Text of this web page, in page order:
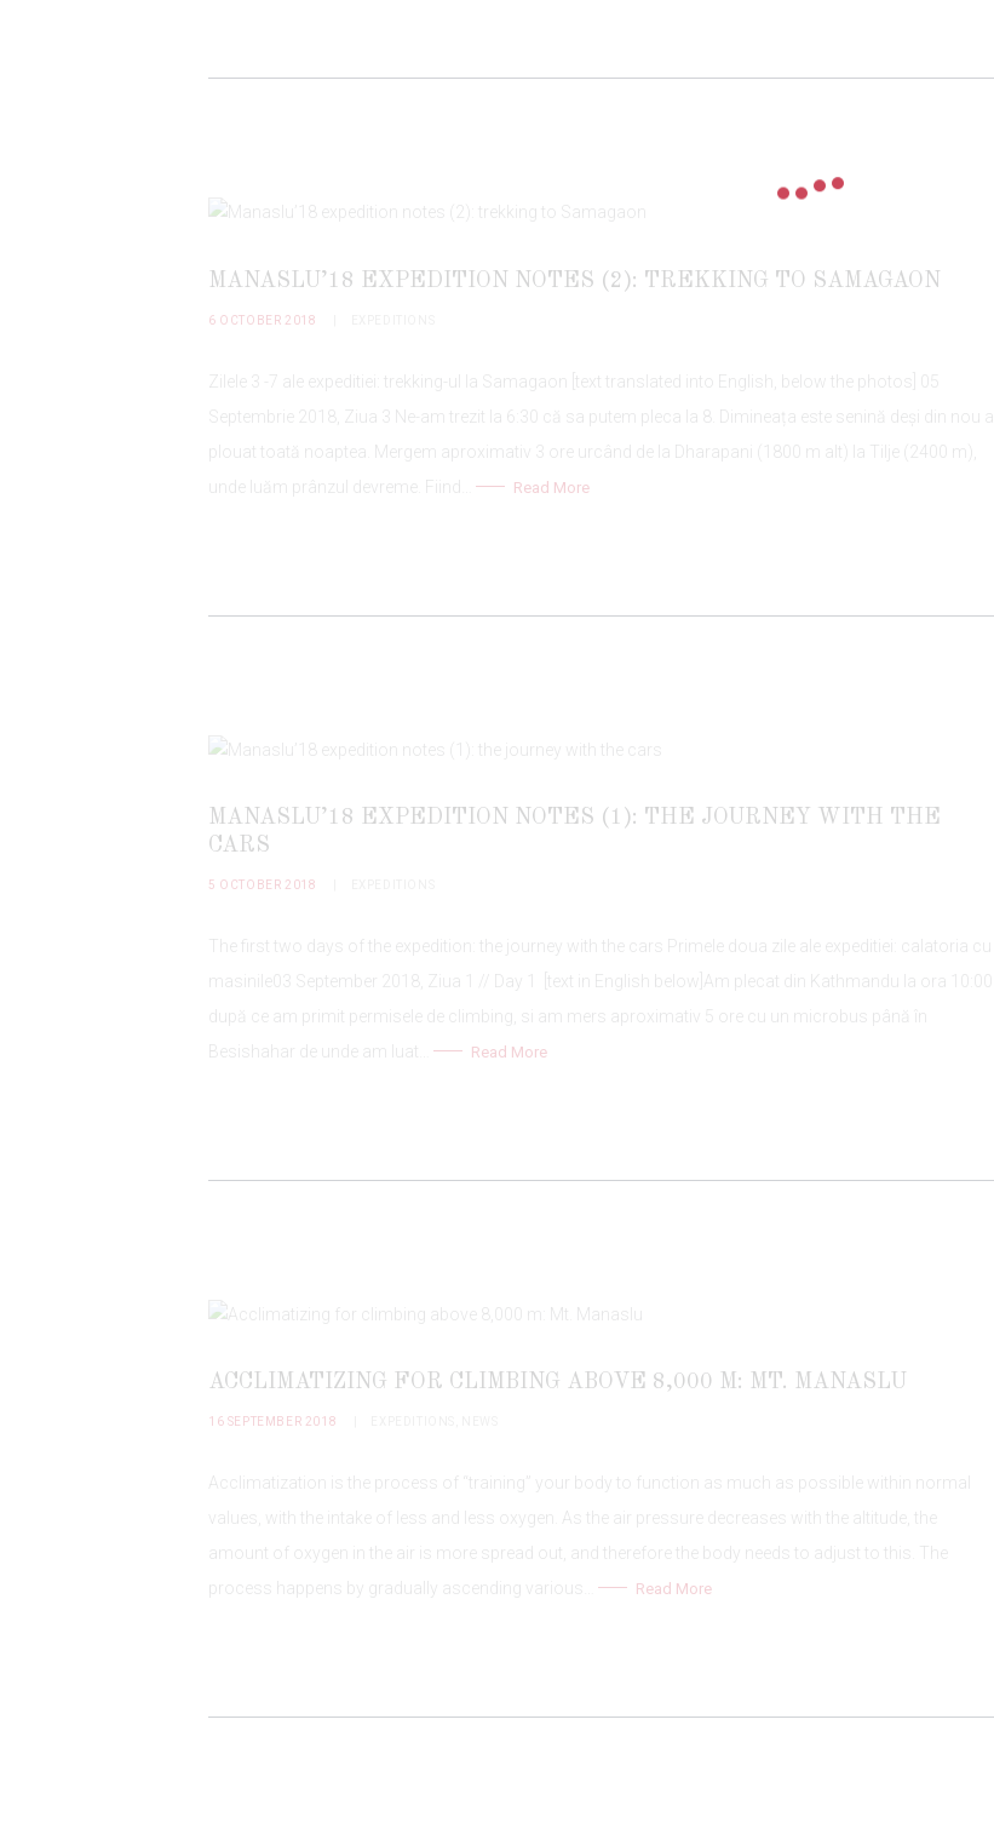
MANASLU’18 EXPEDITION NOTES (2): TREKKING TO SAMAGAON
6 OCTOBER 2018
Zilele 3 -7 ale expeditiei: trekking-ul la Samagaon [text translated into English, below the photos] 05
Septembrie 2018, Ziua 3 Ne-am trezit la 6:30 că sa putem pleca la 8. Dimineața este senină deși din nou a
plouat toată noaptea. Mergem aproximativ 3 ore urcând de la Dharapani (1800 m alt) la Tilje (2400 m),
unde luăm prânzul devreme. Fiind…
Read More
MANASLU’18 EXPEDITION NOTES (1): THE JOURNEY WITH THE
CARS
5 OCTOBER 2018
The first two days of the expedition: the journey with the cars Primele doua zile ale expeditiei: calatoria cu
masinile03 September 2018, Ziua 1 // Day 1 [text in English below]Am plecat din Kathmandu la ora 10:00
după ce am primit permisele de climbing, si am mers aproximativ 5 ore cu un microbus până în
Besishahar de unde am luat…
Read More
ACCLIMATIZING FOR CLIMBING ABOVE 8,000 M: MT. MANASLU
16 SEPTEMBER 2018
Acclimatization is the process of “training” your body to function as much as possible within normal
values, with the intake of less and less oxygen. As the air pressure decreases with the altitude, the
amount of oxygen in the air is more spread out, and therefore the body needs to adjust to this. The
process happens by gradually ascending various…
Read More